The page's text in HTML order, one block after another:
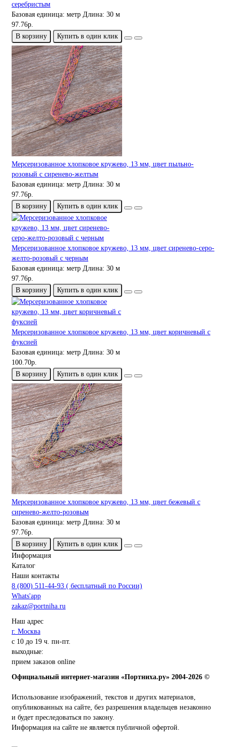
серебристым
Базовая единица: метр Длина: 30 м
97.76р.
В корзину
Купить в один клик
Мерсеризованное хлопковое кружево, 13 мм, цвет пыльно-
розовый с сиренево-желтым
Базовая единица: метр Длина: 30 м
97.76р.
В корзину
Купить в один клик
Мерсеризованное хлопковое кружево, 13 мм, цвет сиренево-серо-
желто-розовый с черным
Базовая единица: метр Длина: 30 м
97.76р.
В корзину
Купить в один клик
Мерсеризованное хлопковое кружево, 13 мм, цвет коричневый с
фуксией
Базовая единица: метр Длина: 30 м
100.70р.
В корзину
Купить в один клик
Мерсеризованное хлопковое кружево, 13 мм, цвет бежевый с
сиренево-желто-розовым
Базовая единица: метр Длина: 30 м
97.76р.
В корзину
Купить в один клик
Информация
Каталог
Наши контакты
8 (800) 511-44-93 ( бесплатный по России)
Whats'app
zakaz@portniha.ru
Наш адрес
г. Москва
с 10 до 19 ч. пн-пт.
выходные:
прием заказов online
Официальный интернет-магазин «Портниха.ру» 2004-2026 ©
Использование изображений, текстов и других материалов,
опубликованных на сайте, без разрешения владельцев незаконно
и будет преследоваться по закону.
Информация на сайте не является публичной офертой.